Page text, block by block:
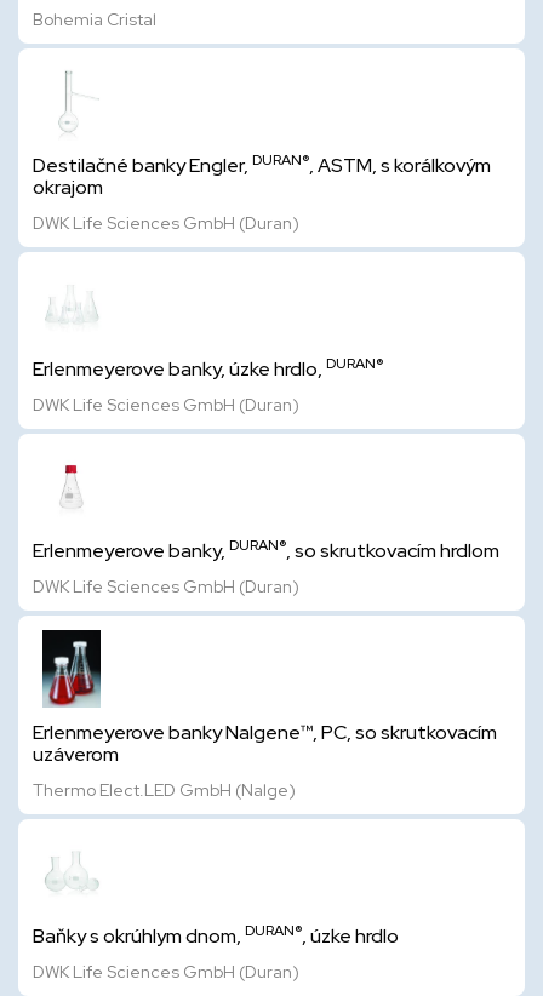
Bohemia Cristal
Destilačné banky Engler, DURAN®, ASTM, s korálkovým
okrajom
DWK Life Sciences GmbH (Duran)
Erlenmeyerove banky, úzke hrdlo, DURAN®
DWK Life Sciences GmbH (Duran)
Erlenmeyerove banky, DURAN®, so skrutkovacím hrdlom
DWK Life Sciences GmbH (Duran)
Erlenmeyerove banky Nalgene™, PC, so skrutkovacím
uzáverom
Thermo Elect.LED GmbH (Nalge)
Baňky s okrúhlym dnom, DURAN®, úzke hrdlo
DWK Life Sciences GmbH (Duran)